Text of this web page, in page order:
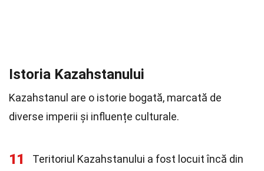
Istoria Kazahstanului
Kazahstanul are o istorie bogată, marcată de
diverse imperii și influențe culturale.
11
Teritoriul Kazahstanului a fost locuit încă din